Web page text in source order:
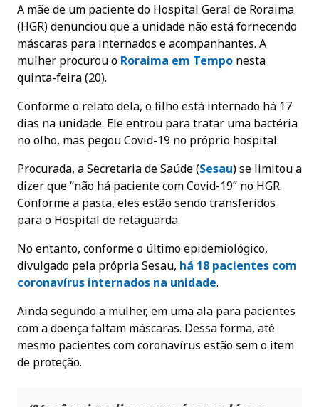
A mãe de um paciente do Hospital Geral de Roraima
(HGR) denunciou que a unidade não está fornecendo
máscaras para internados e acompanhantes. A
mulher procurou o Roraima em Tempo nesta
quinta-feira (20).
Conforme o relato dela, o filho está internado há 17
dias na unidade. Ele entrou para tratar uma bactéria
no olho, mas pegou Covid-19 no próprio hospital.
Procurada, a Secretaria de Saúde (Sesau) se limitou a
dizer que “não há paciente com Covid-19” no HGR.
Conforme a pasta, eles estão sendo transferidos
para o Hospital de retaguarda.
No entanto, conforme o último epidemiológico,
divulgado pela própria Sesau, há 18 pacientes com
coronavírus internados na unidade.
Ainda segundo a mulher, em uma ala para pacientes
com a doença faltam máscaras. Dessa forma, até
mesmo pacientes com coronavírus estão sem o item
de proteção.